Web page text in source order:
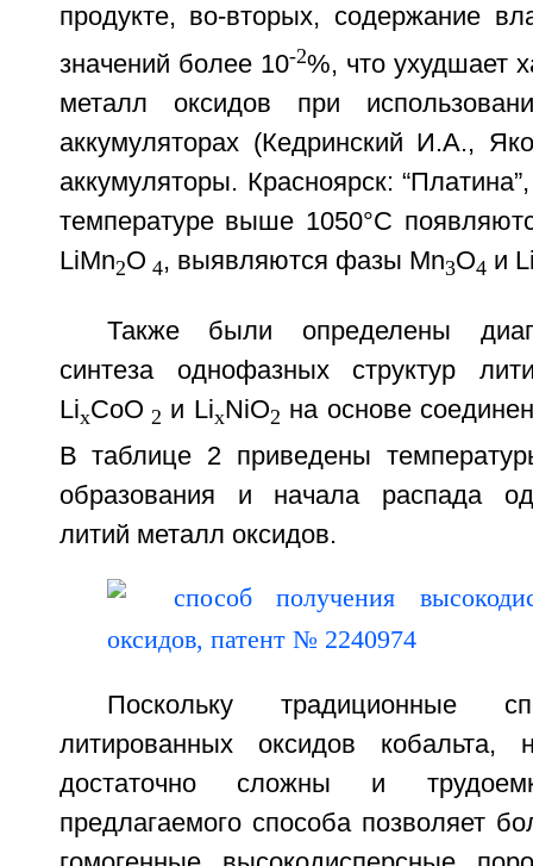
продукте, во-вторых, содержание
значений более 10-2%, что ухудшает
металл оксидов при
аккумуляторах (Кедринский И.А.,
аккумуляторы. Красноярск:
температуре выше 1050°С
LiMn2O 4, выявляются фазы Мn3O4 и
Также были определены
синтеза однофазных структур
LixCoO 2 и LixNiO2 на основе
В таблице 2 приведены
образования и начала распада
литий металл оксидов.
Поскольку традиционные
литированных оксидов кобальта,
достаточно сложны и
предлагаемого способа позволяет